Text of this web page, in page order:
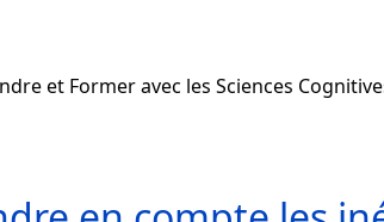
et Former avec les Sciences